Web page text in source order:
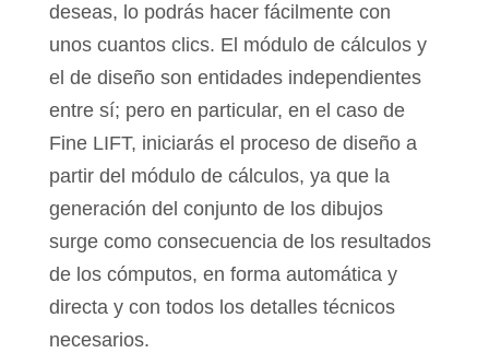
deseas, lo podrás hacer fácilmente con
unos cuantos clics. El módulo de cálculos y
el de diseño son entidades independientes
entre sí; pero en particular, en el caso de
Fine LIFT, iniciarás el proceso de diseño a
partir del módulo de cálculos, ya que la
generación del conjunto de los dibujos
surge como consecuencia de los resultados
de los cómputos, en forma automática y
directa y con todos los detalles técnicos
necesarios.